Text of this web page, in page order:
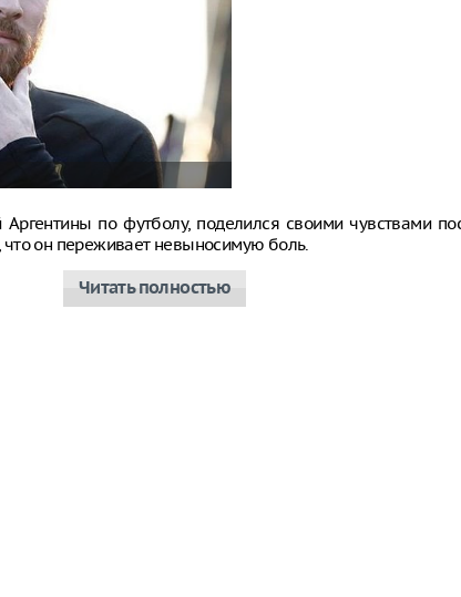
по футболу, поделился своими чувствами
он переживает невыносимую боль.
Читать полностью